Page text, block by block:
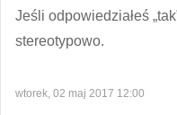
Jeśli odpowiedziałeś
stereotypowo.
wtorek, 02 maj 2017 12:00